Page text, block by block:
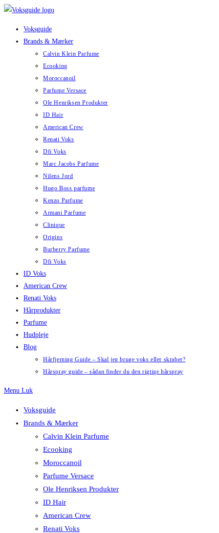
Skip
Voksguide
Brands & Mærker
Calvin Klein Parfume
Ecooking
Moroccanoil
Parfume Versace
Ole Henriksen Produkter
ID Hair
American Crew
Renati Voks
Dfi Voks
Marc Jacobs Parfume
Nilens Jord
Hugo Boss parfume
Kenzo Parfume
Armani Parfume
Clinique
Origins
Burberry Parfume
Dfi Voks
ID Voks
American Crew
Renati Voks
Hårprodukter
Parfume
Hudpleje
Blog
Hårfjerning Guide – Skal jeg bruge voks eller skraber?
Hårspray guide – sådan finder du den rigtige hårspray
Menu Luk
Voksguide
Brands & Mærker
Calvin Klein Parfume
Ecooking
Moroccanoil
Parfume Versace
Ole Henriksen Produkter
ID Hair
American Crew
Renati Voks